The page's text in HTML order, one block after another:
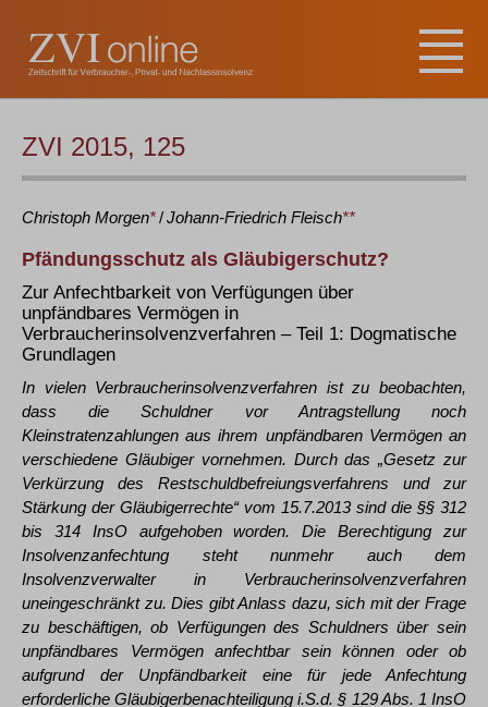
ZVI 2015, 125
Christoph Morgen*/Johann-Friedrich Fleisch**
Pfändungsschutz als Gläubigerschutz?
Zur Anfechtbarkeit von Verfügungen über
unpfändbares Vermögen in
Verbraucherinsolvenzverfahren – Teil 1: Dogmatische
Grundlagen
In vielen Verbraucherinsolvenzverfahren ist zu beobachten,
dass die Schuldner vor Antragstellung noch
Kleinstratenzahlungen aus ihrem unpfändbaren Vermögen an
verschiedene Gläubiger vornehmen. Durch das „Gesetz zur
Verkürzung des Restschuldbefreiungsverfahrens und zur
Stärkung der Gläubigerrechte“ vom 15.7.2013 sind die §§ 312
bis 314 InsO aufgehoben worden. Die Berechtigung zur
Insolvenzanfechtung steht nunmehr auch dem
Insolvenzverwalter in Verbraucherinsolvenzverfahren
uneingeschränkt zu. Dies gibt Anlass dazu, sich mit der Frage
zu beschäftigen, ob Verfügungen des Schuldners über sein
unpfändbares Vermögen anfechtbar sein können oder ob
aufgrund der Unpfändbarkeit eine für jede Anfechtung
erforderliche Gläubigerbenachteiligung i.S.d. § 129 Abs. 1 InsO